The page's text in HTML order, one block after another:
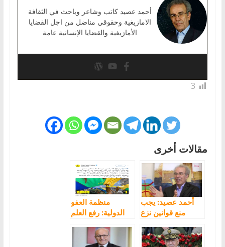
أحمد عصيد كاتب وشاعر وباحث في الثقافة
الامازيغية وحقوقي مناضل من اجل القضايا
الأمازيغية والقضايا الإنسانية عامة
3
مقالات أخرى
أحمد عصيد: يجب
منع قوانين نزع
السكان ونهب
الأرض والبرلمان
منظمة العفو
الدولية: رفع العلم
جريمة